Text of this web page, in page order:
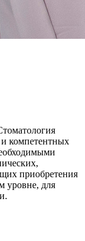
и компетентных
приобретения
уровне, для